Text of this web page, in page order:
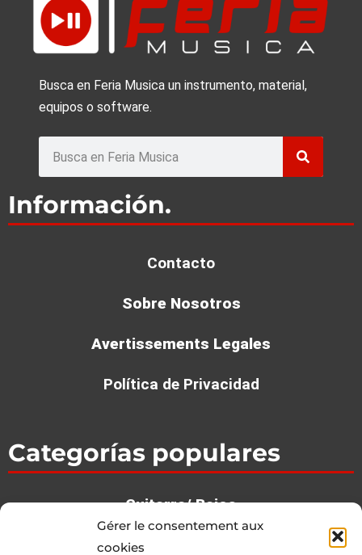
Gérer le consentement aux
cookies
Busca en Feria Musica un instrumento, material,
equipos o software.
Información.
Contacto
Sobre Nosotros
Avertissements Legales
Política de Privacidad
Categorías populares
Guitarra/ Bajos
Ba­te­rias / Per­cu­sion